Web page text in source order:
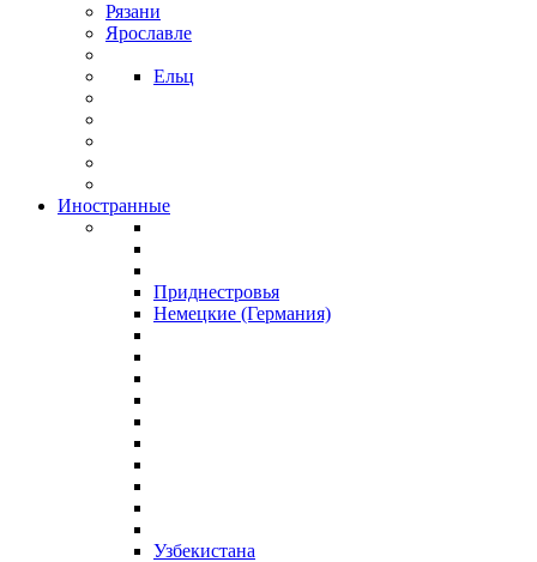
Рязани
Ярославле
Ельц
Иностранные
Приднестровья
Немецкие (Германия)
Узбекистана